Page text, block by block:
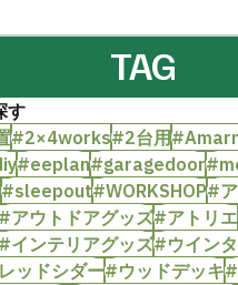
TAG
す
#2×4works#2台用#Amarr
#eeplan#garagedoor
#sleepout#WORKSHOP#
アウトドアグッズ#アトリエ
インテリアグッズ#ウイン
ッドシダー#ウッドデッキ